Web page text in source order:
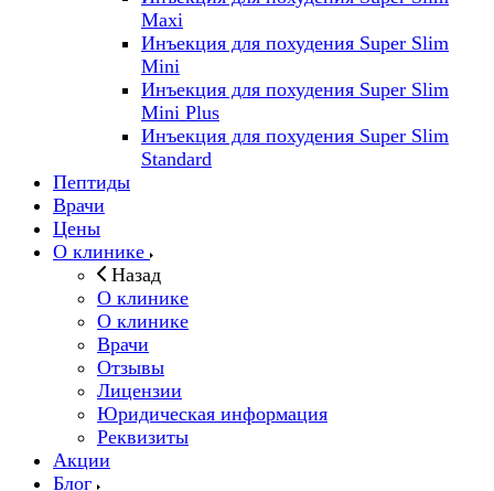
Maxi
Инъекция для похудения Super Slim
Mini
Инъекция для похудения Super Slim
Mini Plus
Инъекция для похудения Super Slim
Standard
Пептиды
Врачи
Цены
О клинике
Назад
О клинике
О клинике
Врачи
Отзывы
Лицензии
Юридическая информация
Реквизиты
Акции
Блог